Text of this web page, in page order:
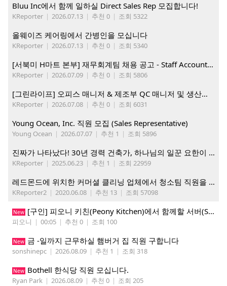
Bluu Inc에서 함께 일하실 Direct Sales Rep 모집합니다!
KReporter | 2026.07.13 | 추천 0 | 조회 5322
올웨이즈 케어링에서 간병인을 모십니다
KReporter | 2026.07.13 | 추천 0 | 조회 5340
[서북미 H마트 본부] 재무회계팀 채용 공고 - Staff Accountant
KReporter | 2026.07.09 | 추천 0 | 조회 5806
[그린라이프] 오피스 매니저 & 제조부 QC 매니저 및 생산직, 웨어하우스 직원 모집
KReporter | 2026.07.08 | 추천 0 | 조회 6031
Young Ocean, Inc. 직원 모집 (Sales Representative)
Young Ocean | 2026.07.07 | 추천 1 | 조회 5896
진짜가 나타났다! 30년 경력 건축가, 하나님의 일꾼 요한이 책임 시공합니다.
KReporter | 2025.06.23 | 추천 1 | 조회 22959
레드몬드에 위치한 커머셜 클리닝 업체에서 청소팀 직원을 모집합니다.
KReporter2 | 2020.06.08 | 추천 13 | 조회 57098
New [구인] 피오니 키친(Peony Kitchen)에서 함께할 서버(Server)를 모집합니다!
피오니 | 00:05 | 추천 0 | 조회 100
New 금 -일까지 근무하실 햄버거 집 직원 구합니다
sonshinepc | 2026.08.09 | 추천 1 | 조회 318
New Bothell 한식당 직원 모십니다.
Ryan Park | 2026.08.09 | 추천 0 | 조회 205